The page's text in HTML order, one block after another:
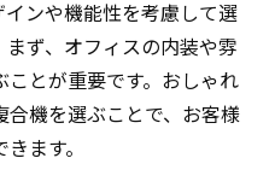
ンや機能性を考慮して選
ず、オフィスの内装や雰
ことが重要です。おしゃれ
合機を選ぶことで、お客様
ます。